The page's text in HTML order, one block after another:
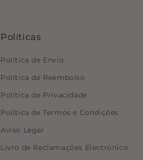
Políticas
Política de Envio
Política de Reembolso
Política de Privacidade
Política de Termos e Condições
Aviso Legal
Livro de Reclamações Electrónico